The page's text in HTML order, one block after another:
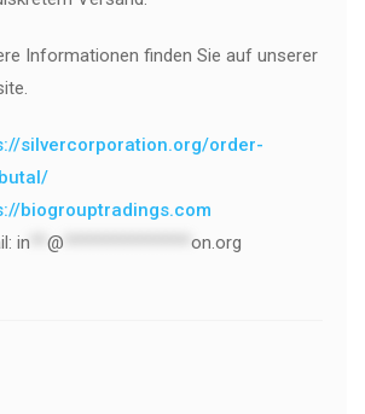
Informationen finden Sie auf unserer
silvercorporation.org/order-
biogrouptradings.com
in @ on.org